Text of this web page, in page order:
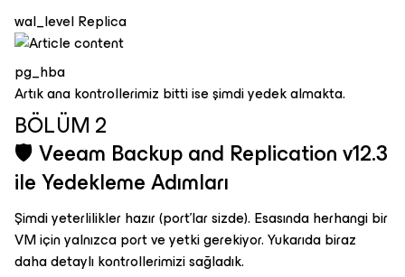
wal_level Replica
pg_hba
Artık ana kontrollerimiz bitti ise şimdi yedek almakta.
BÖLÜM 2
🛡️ Veeam Backup and Replication v12.3
ile Yedekleme Adımları
Şimdi yeterlilikler hazır (port’lar sizde). Esasında herhangi bir
VM için yalnızca port ve yetki gerekiyor. Yukarıda biraz
daha detaylı kontrollerimizi sağladık.